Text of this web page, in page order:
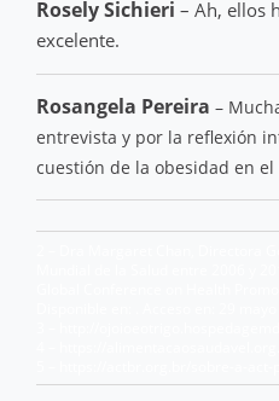
Rosely Sichieri – Ah, ellos
excelente.
Rosangela Pereira –
entrevista y por la reflexión
cuestión de la obesidad en el